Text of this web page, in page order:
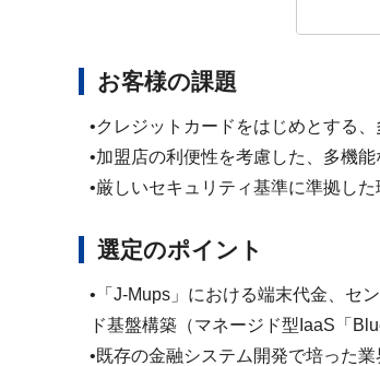
お客様の課題
•クレジットカードをはじめとする
•加盟店の利便性を考慮した、多機
•厳しいセキュリティ基準に準拠した
選定のポイント
•「J-Mups」における端末代金、セ
ド基盤構築（マネージド型IaaS「
•既存の金融システム開発で培った